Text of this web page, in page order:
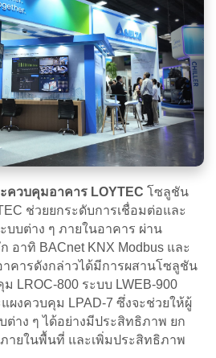
ควบคุมอาคาร LOYTEC โซลูชัน
ช่วยยกระดับการเชื่อมต่อและ
บบต่าง ๆ ภายในอาคาร ผ่าน
อาทิ BACnet KNX Modbus และ
าคารดังกล่าวได้มีการผสานโซลูชัน
LROC-800 ระบบ LWEB-900
ผงควบคุม LPAD-7 ซึ่งจะช่วยให้ผู้
ต่าง ๆ ได้อย่างมีประสิทธิภาพ ยก
ายในพื้นที่ และเพิ่มประสิทธิภาพ